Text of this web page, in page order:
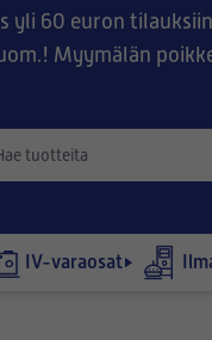
yli 60 euron
Myymälän
IV-varaosat